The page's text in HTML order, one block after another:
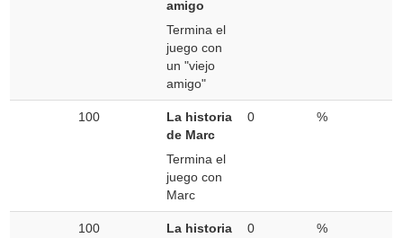
amigo
Termina el
juego con
un "viejo
amigo"
100
La historia
de Marc
Termina el
juego con
Marc
0 %
100
La historia
0 %